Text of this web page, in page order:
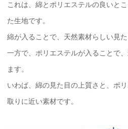
これは、綿とポリエステルの良いと
た生地です。
綿が入ることで、天然素材らしい見た
一方で、ポリエステルが入ることで
ます。
いわば、綿の見た目の上質さと、ポ
取りに近い素材です。